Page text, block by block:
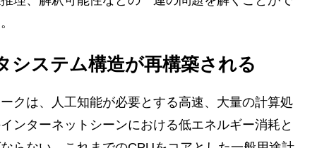
システム構造が再構築される
クは、人工知能が必要とする高速、大量の計算処
ンターネットシーンにおける低エネルギー消耗と